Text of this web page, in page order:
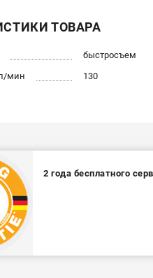
ТОВАРА
быстросъем
мин
130
2 года бесплатного